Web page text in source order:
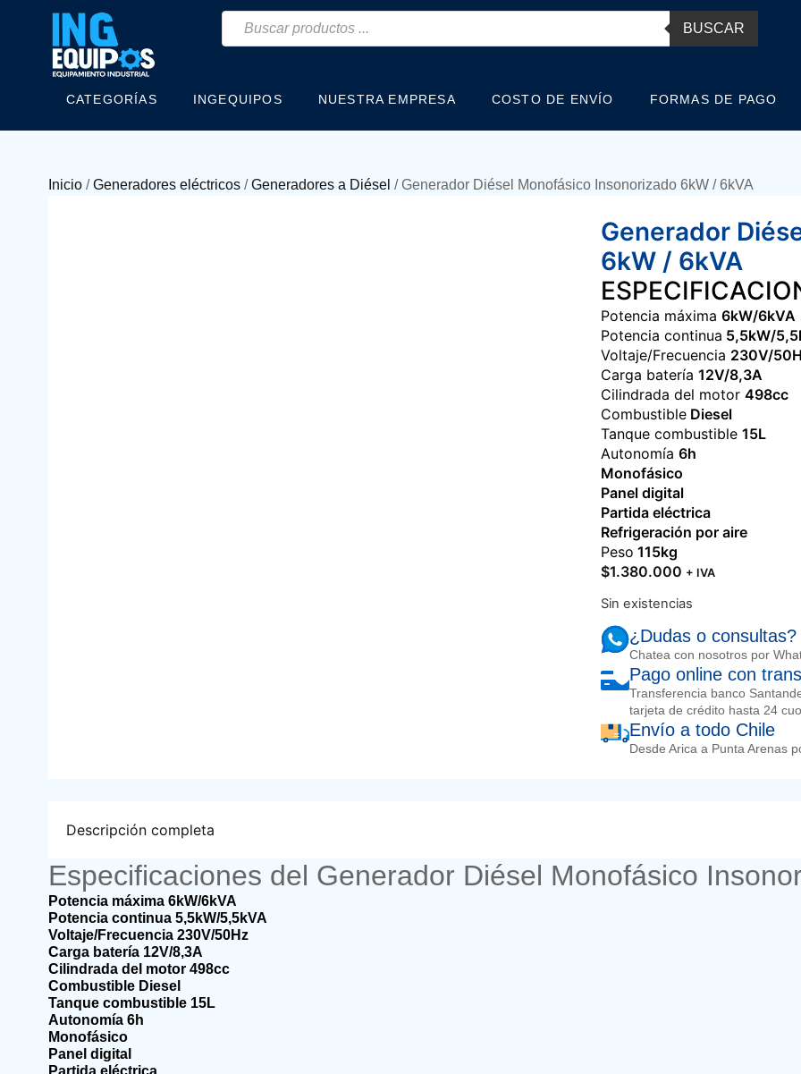
BUSCAR
CATEGORÍAS INGEQUIPOS NUESTRA EMPRESA COSTO DE ENVÍO FORMAS DE PAGO
Inicio/Generadores eléctricos/Generadores a Diésel / Generador Diésel Monofásico Insonorizado 6kW / 6kVA
Generador
6kW / 6kVA
Potencia máxima 6kW/6kVA
Potencia continua 5,5kW/
Voltaje/Frecuencia 230V/
Carga batería 12V/8,3A
Cilindrada del motor 498cc
Combustible Diesel
Tanque combustible 15L
Autonomía 6h
Monofásico
Panel digital
Partida eléctrica
Refrigeración por aire
Peso 115kg
$1.380.000 + IVA
Sin existencias
¿Dudas o consultas?
Chatea con nosotros por
Pago online con
Transferencia banco
tarjeta de crédito hasta 24
Envío a todo Chile
Desde Arica a Punta Arenas
Descripción completa
Especificaciones del Generador Diésel Monofásico
Potencia máxima 6kW/6kVA
Potencia continua 5,5kW/5,5kVA
Voltaje/Frecuencia 230V/50Hz
Carga batería 12V/8,3A
Cilindrada del motor 498cc
Combustible Diesel
Tanque combustible 15L
Autonomía 6h
Monofásico
Panel digital
Partida eléctrica